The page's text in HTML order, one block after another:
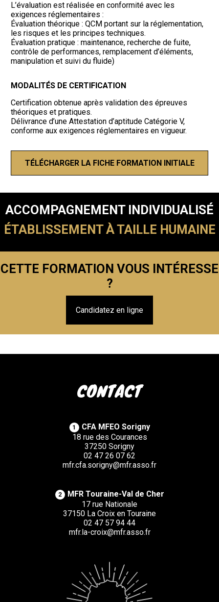
L’évaluation est réalisée en conformité avec les
exigences réglementaires :
Évaluation théorique : QCM portant sur la réglementation,
les risques et les principes techniques.
Évaluation pratique : maintenance, recherche de fuite,
contrôle de performances, remplacement d’éléments,
manipulation et suivi du fluide)
MODALITÉS DE CERTIFICATION
Certification obtenue après validation des épreuves
théoriques et pratiques.
Délivrance d’une Attestation d’aptitude Catégorie V,
conforme aux exigences réglementaires en vigueur.
TÉLÉCHARGER LA FICHE FORMATION INITIALE
ACCOMPAGNEMENT INDIVIDUALISÉ
ÉTABLISSEMENT À TAILLE HUMAINE
CETTE FORMATION VOUS INTÉRESSE
?
Candidatez en ligne
CONTACT
1
CFA MFEO Sorigny
18 rue des Courances
37250 Sorigny
02 47 26 07 62
mfr.cfa.sorigny@mfr.asso.fr
2
MFR Touraine-Val de Cher
17 rue Nationale
37150 La Croix en Touraine
02 47 57 94 44
mfr.la-croix@mfr.asso.fr